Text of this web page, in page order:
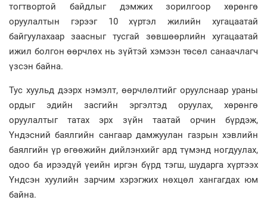
тогтвортой байдлыг дэмжих зорилгоор хөрөнгө
оруулалтын гэрээг 10 хүртэл жилийн хугацаатай
байгуулахаар заасныг тусгай зөвшөөрлийн хугацаатай
ижил болгон өөрчлөх нь зүйтэй хэмээн төсөл санаачлагч
үзсэн байна.
Тус хуульд дээрх нэмэлт, өөрчлөлтийг оруулснаар ураны
ордыг эдийн засгийн эргэлтэд оруулах, хөрөнгө
оруулалтыг татах эрх зүйн таатай орчин бүрдэж,
Үндэсний баялгийн сангаар дамжуулан газрын хэвлийн
баялгийн үр өгөөжийн дийлэнхийг ард түмэнд ногдуулах,
одоо ба ирээдүй үеийн иргэн бүрд тэгш, шударга хүртээх
Үндсэн хуулийн зарчим хэрэгжих нөхцөл хангагдах юм
байна.